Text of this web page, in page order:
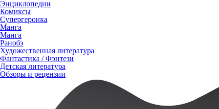
Энциклопедии
Комиксы
Супергероика
Манга
Манга
Ранобэ
Художественная литература
Фантастика / Фэнтези
Детская литература
Обзоры и рецензии